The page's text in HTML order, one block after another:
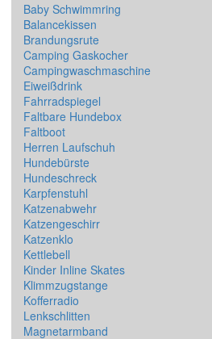
Baby Schwimmring
Balancekissen
Brandungsrute
Camping Gaskocher
Campingwaschmaschine
Eiweißdrink
Fahrradspiegel
Faltbare Hundebox
Faltboot
Herren Laufschuh
Hundebürste
Hundeschreck
Karpfenstuhl
Katzenabwehr
Katzengeschirr
Katzenklo
Kettlebell
Kinder Inline Skates
Klimmzugstange
Kofferradio
Lenkschlitten
Magnetarmband